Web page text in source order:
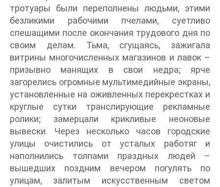
тротуары были переполнены людьми, этими
безликими рабочими пчелами, суетливо
спешащими после окончания трудового дня по
своим делам. Тьма, сгущаясь, зажигала
витрины многочисленных магазинов и лавок –
призывно манящих в свои недра; ярче
загорелись огромные мультимедийные экраны,
установленные на оживленных перекрестках и
круглые сутки транслирующие рекламные
ролики; замерцали крикливые неоновые
вывески. Через несколько часов городские
улицы очистились от усталых работяг и
наполнились толпами праздных людей –
вышедших поздним вечером погулять по
улицам, залитым искусственным светом